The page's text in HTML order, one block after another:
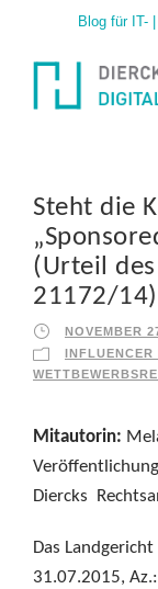
Blog für IT-
Steht die
(Urteil des
21172/14)
NOVEMBER
Mitautorin:
Diercks
Das
31.07.2015,